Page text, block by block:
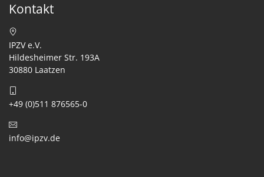
Kontakt
IPZV e.V.
Hildesheimer Str. 193A
30880 Laatzen
+49 (0)511 876565-0
info@ipzv.de